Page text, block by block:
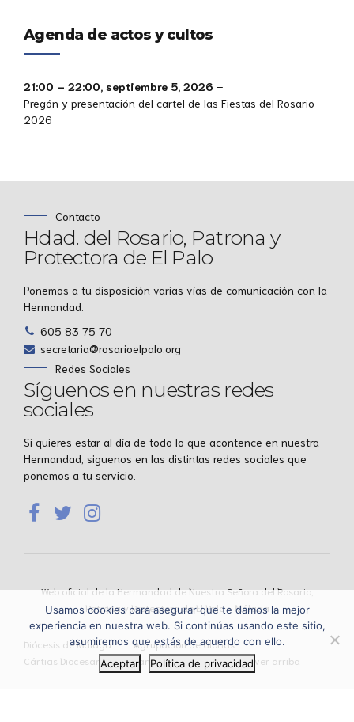
Agenda de actos y cultos
21:00 – 22:00, septiembre 5, 2026 –
Pregón y presentación del cartel de las Fiestas del Rosario
2026
Contacto
Hdad. del Rosario, Patrona y
Protectora de El Palo
Ponemos a tu disposición varias vías de comunicación con la
Hermandad.
605 83 75 70
secretaria@rosarioelpalo.org
Redes Sociales
Síguenos en nuestras redes
sociales
Si quieres estar al día de todo lo que acontence en nuestra
Hermandad, siguenos en las distintas redes sociales que
ponemos a tu servicio.
Web oficial de la Hermandad de Nuestra Señora del Rosario,
Patrona y Protectora de El Palo – Málaga
Diócesis de Málaga
Agrupación de Glorias
Cártias Diocesana
Evangelio del día Volver arriba
Usamos cookies para asegurar que te damos la mejor
experiencia en nuestra web. Si continúas usando este sitio,
asumiremos que estás de acuerdo con ello.
Aceptar
Política de privacidad